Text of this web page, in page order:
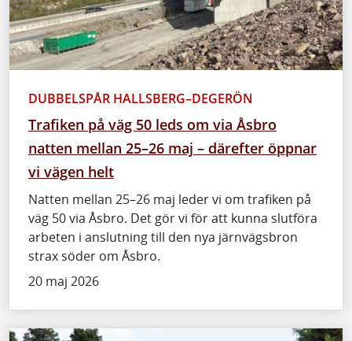
DUBBELSPÅR HALLSBERG–DEGERÖN
Trafiken på väg 50 leds om via Åsbro
natten mellan 25–26 maj – därefter öppnar
vi vägen helt
Natten mellan 25–26 maj leder vi om trafiken på
väg 50 via Åsbro. Det gör vi för att kunna slutföra
arbeten i anslutning till den nya järnvägsbron
strax söder om Åsbro.
20 maj 2026